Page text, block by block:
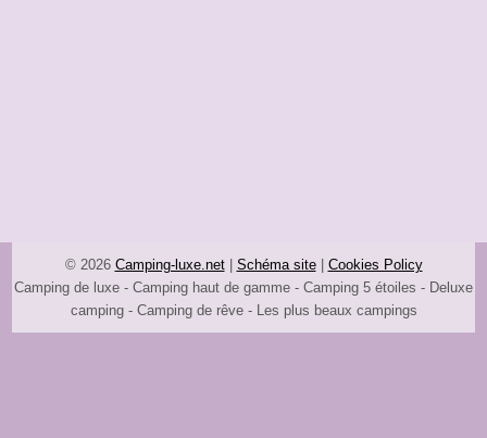
© 2026 Camping-luxe.net| Schéma site| Cookies Policy
Camping de luxe - Camping haut de gamme - Camping 5 étoiles - Deluxe
camping - Camping de rêve - Les plus beaux campings